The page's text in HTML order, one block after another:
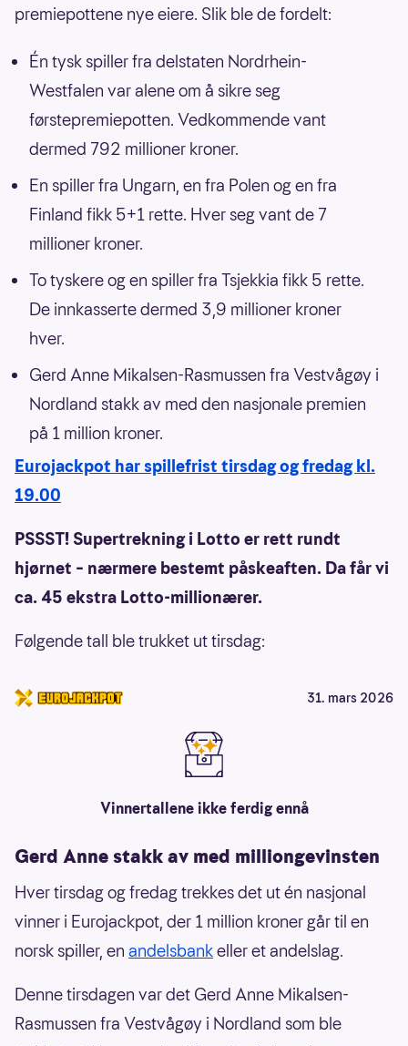
premiepottene nye eiere. Slik ble de fordelt:
Én tysk spiller fra delstaten Nordrhein-
Westfalen var alene om å sikre seg
førstepremiepotten. Vedkommende vant
dermed 792 millioner kroner.
En spiller fra Ungarn, en fra Polen og en fra
Finland fikk 5+1 rette. Hver seg vant de 7
millioner kroner.
To tyskere og en spiller fra Tsjekkia fikk 5 rette.
De innkasserte dermed 3,9 millioner kroner
hver.
Gerd Anne Mikalsen-Rasmussen fra Vestvågøy i
Nordland stakk av med den nasjonale premien
på 1 million kroner.
Eurojackpot har spillefrist tirsdag og fredag kl.
19.00
PSSST! Supertrekning i Lotto er rett rundt
hjørnet – nærmere bestemt påskeaften. Da får vi
ca. 45 ekstra Lotto-millionærer.
Følgende tall ble trukket ut tirsdag:
31. mars 2026
Vinnertallene ikke ferdig ennå
Gerd Anne stakk av med milliongevinsten
Hver tirsdag og fredag trekkes det ut én nasjonal
vinner i Eurojackpot, der 1 million kroner går til en
norsk spiller, en andelsbankeller et andelslag.
Denne tirsdagen var det Gerd Anne Mikalsen-
Rasmussen fra Vestvågøy i Nordland som ble